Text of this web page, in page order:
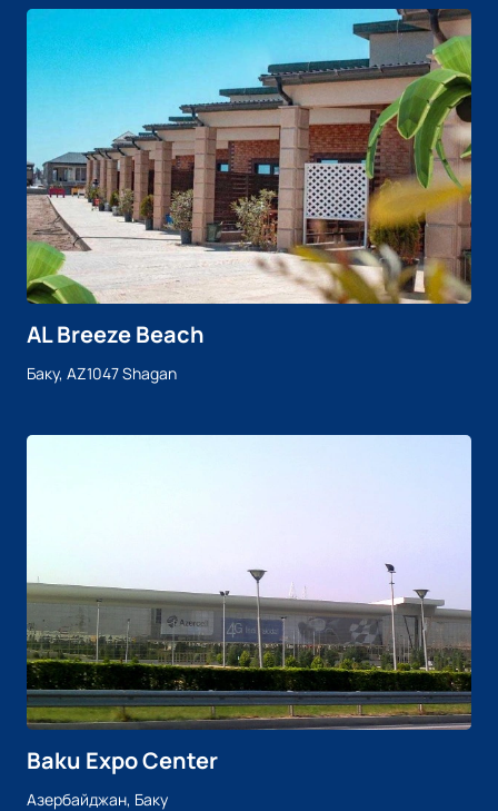
AL Breeze Beach
Баку, AZ1047 Shagan
Baku Expo Center
Азербайджан, Баку